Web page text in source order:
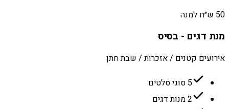
50 ש״ח למנה
מנת דגים - בסיס
אירועים קטנים / אזכרות / שבת חתן
5 סוגי סלטים
2 מנות דגים